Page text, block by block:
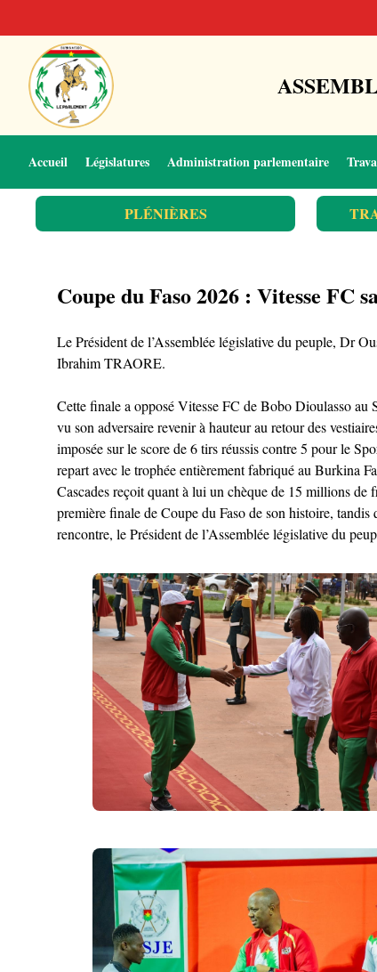
Accueil Législatures Administration parlementaire
PLÉNIÈRES
Coupe du Faso 2026 : Vitesse FC
Le Président de l’Assemblée législative du peuple, Dr
Ibrahim TRAORE.
Cette finale a opposé Vitesse FC de Bobo Dioulasso au
vu son adversaire revenir à hauteur au retour des
imposée sur le score de 6 tirs réussis contre 5 pour le
repart avec le trophée entièrement fabriqué au Burkina
Cascades reçoit quant à lui un chèque de 15 millions
première finale de Coupe du Faso de son histoire,
rencontre, le Président de l’Assemblée législative du